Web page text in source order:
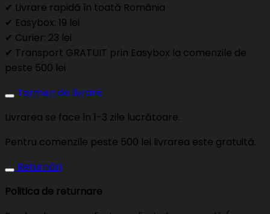
✔ Livrare rapidă în toată România
✔ Easybox: 19 lei
✔ Curier: 23 lei
✔ Transport GRATUIT prin Easybox la comenzile de
peste 500 lei
Termen de livrare
Livrarea se face în 1-3 zile lucrătoare.
Pentru comenzile peste 500 lei livrarea este gratuită.
Returnări
Politica de returnare